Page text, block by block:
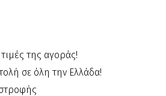
της αγοράς!
σε όλη την Ελλάδα!